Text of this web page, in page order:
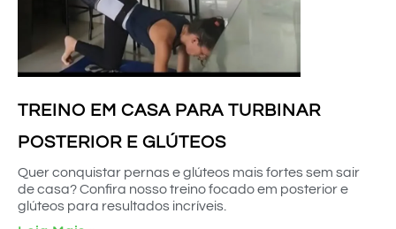
TREINO EM CASA PARA TURBINAR
POSTERIOR E GLÚTEOS
Quer conquistar pernas e glúteos mais fortes sem sair
de casa? Confira nosso treino focado em posterior e
glúteos para resultados incríveis.